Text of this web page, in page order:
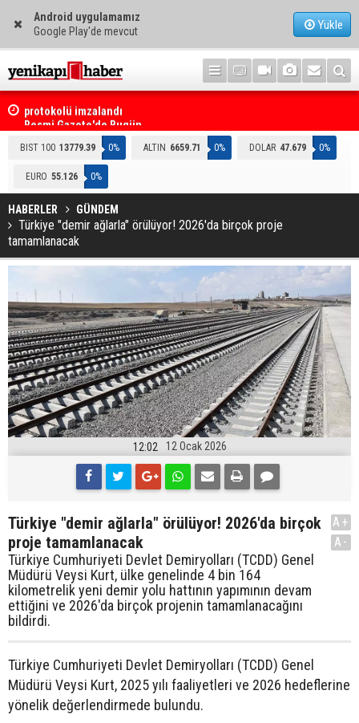
Android uygulamamız
Google Play'de mevcut
Yükle
Resmi Gazete'de Bugün
BIST 100 13779.39 0% ALTIN 6659.71 0% DOLAR 47.679 0%
EURO 55.126 0%
HABERLER GÜNDEM
Türkiye "demir ağlarla" örülüyor! 2026'da birçok proje
tamamlanacak
12:02 12 Ocak 2026
Türkiye "demir ağlarla" örülüyor! 2026'da birçok
proje tamamlanacak
Türkiye Cumhuriyeti Devlet Demiryolları (TCDD) Genel
Müdürü Veysi Kurt, ülke genelinde 4 bin 164
kilometrelik yeni demir yolu hattının yapımının devam
ettiğini ve 2026'da birçok projenin tamamlanacağını
bildirdi.
A+
A-
Türkiye Cumhuriyeti Devlet Demiryolları (TCDD) Genel
Müdürü Veysi Kurt, 2025 yılı faaliyetleri ve 2026 hedeflerine
yönelik değerlendirmede bulundu.